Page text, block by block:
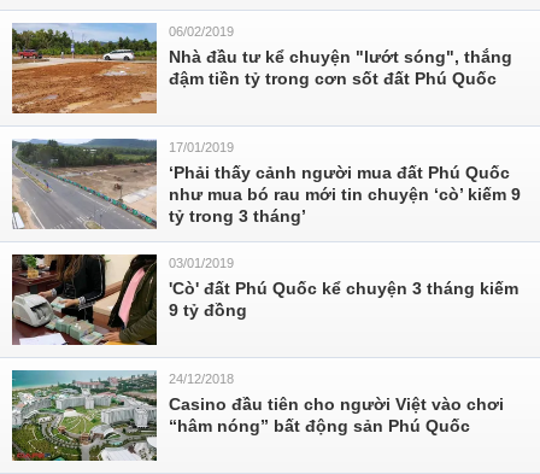
06/02/2019
Nhà đầu tư kể chuyện "lướt sóng", thắng
đậm tiền tỷ trong cơn sốt đất Phú Quốc
17/01/2019
‘Phải thấy cảnh người mua đất Phú Quốc
như mua bó rau mới tin chuyện ‘cò’ kiếm 9
tỷ trong 3 tháng’
03/01/2019
'Cò' đất Phú Quốc kể chuyện 3 tháng kiếm
9 tỷ đồng
24/12/2018
Casino đầu tiên cho người Việt vào chơi
“hâm nóng” bất động sản Phú Quốc